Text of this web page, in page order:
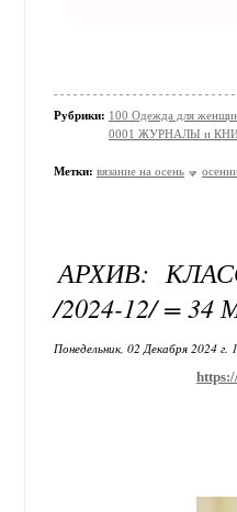
Рубрики: 100 Одежда для
0001 ЖУРНАЛЫ и
Метки: вязание на осень
АРХИВ:
/2024-12/ =
Понедельник, 02 Декабря 2024 г.